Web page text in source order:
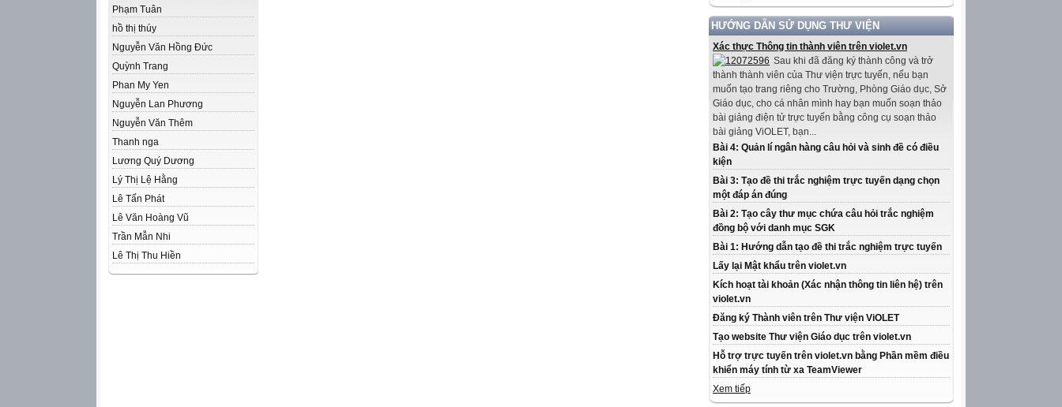
Phạm Tuân
hồ thị thúy
Nguyễn Văn Hồng Đức
Quỳnh Trang
Phan My Yen
Nguyễn Lan Phương
Nguyễn Văn Thêm
Thanh nga
Lương Quý Dương
Lý Thị Lệ Hằng
Lê Tấn Phát
Lê Văn Hoàng Vũ
Trần Mẫn Nhi
Lê Thị Thu Hiền
HƯỚNG DẪN SỬ DỤNG THƯ VIỆN
Xác thực Thông tin thành viên trên violet.vn
Sau khi đã đăng ký thành công và trở
thành thành viên của Thư viện trực tuyến, nếu bạn
muốn tạo trang riêng cho Trường, Phòng Giáo dục, Sở
Giáo dục, cho cá nhân mình hay bạn muốn soạn thảo
bài giảng điện tử trực tuyến bằng công cụ soạn thảo
bài giảng ViOLET, bạn...
Bài 4: Quản lí ngân hàng câu hỏi và sinh đề có điều
kiện
Bài 3: Tạo đề thi trắc nghiệm trực tuyến dạng chọn
một đáp án đúng
Bài 2: Tạo cây thư mục chứa câu hỏi trắc nghiệm
đồng bộ với danh mục SGK
Bài 1: Hướng dẫn tạo đề thi trắc nghiệm trực tuyến
Lấy lại Mật khẩu trên violet.vn
Kích hoạt tài khoản (Xác nhận thông tin liên hệ) trên
violet.vn
Đăng ký Thành viên trên Thư viện ViOLET
Tạo website Thư viện Giáo dục trên violet.vn
Hỗ trợ trực tuyến trên violet.vn bằng Phần mềm điều
khiển máy tính từ xa TeamViewer
Xem tiếp